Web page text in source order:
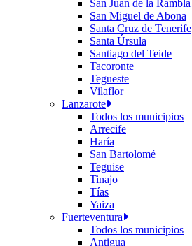
San Juan de la Rambla
San Miguel de Abona
Santa Cruz de Tenerife
Santa Úrsula
Santiago del Teide
Tacoronte
Tegueste
Vilaflor
Lanzarote
Todos los municipios
Arrecife
Haría
San Bartolomé
Teguise
Tinajo
Tías
Yaiza
Fuerteventura
Todos los municipios
Antigua